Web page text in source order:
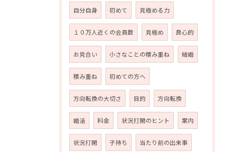
自分自身 初めて 見極める力
１０万人近くの会員数 見極め 良心的
お見合い 小さなことの積み重ね 結婚
積み重ね 初めての方へ
方向転換の大切さ 目的 方向転換
婚活 料金 状況打開のヒント 案内
状況打開 子持ち 当たり前の出来事